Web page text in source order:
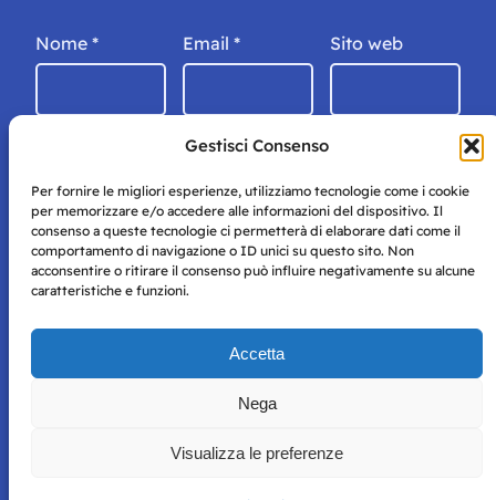
Gestisci Consenso
Per fornire le migliori esperienze, utilizziamo tecnologie come i cookie
per memorizzare e/o accedere alle informazioni del dispositivo. Il
consenso a queste tecnologie ci permetterà di elaborare dati come il
comportamento di navigazione o ID unici su questo sito. Non
acconsentire o ritirare il consenso può influire negativamente su alcune
caratteristiche e funzioni.
Accetta
Nega
Visualizza le preferenze
Nome * Email * Sito web
Storie di Napoli è una testata registrata presso il tribunale di
per mero scopo didattico e informativo.
perseguito secondo i termini di legge. Si nega l’utilizzo delle